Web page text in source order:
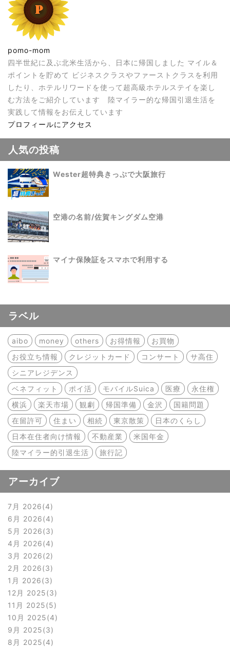
pomo-mom
四半世紀に及ぶ北米生活から、日本に帰国しました マイル＆
ポイントを貯めて ビジネスクラスやファーストクラスを利用
したり、ホテルリワードを使って超高級ホテルステイを楽し
む方法をご紹介しています 陸マイラー的な帰国引退生活を
実践して情報をお伝えしています
プロフィールにアクセス
人気の投稿
Wester超特典きっぷで大阪旅行
空港の名前/佐賀キングダム空港
マイナ保険証をスマホで利用する
ラベル
aibo money others お得情報
お買物
お役立ち情報
クレジットカード コンサート
サ高住
シニアレジデンス
ベネフィット
ポイ活 モバイルSuica 医療
永住権
横浜
楽天市場 観劇 帰国準備 金沢
国籍問題
在留許可
住まい 相続 東京散策
日本のくらし
日本在住者向け情報
不動産業
米国年金
陸マイラー的引退生活
旅行記
アーカイブ
7月 2026 4
6月 2026 4
5月 2026 3
4月 2026 4
3月 2026 2
2月 2026 3
1月 2026 3
12月 2025 3
11月 2025 5
10月 2025 4
9月 2025 3
8月 2025 4